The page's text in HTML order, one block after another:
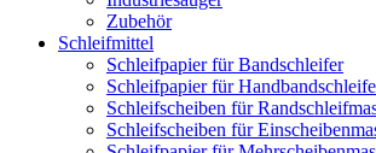
Zubehör
Schleifmittel
Schleifpapier für Bandschleifer
Schleifpapier für
Schleifscheiben für
Schleifscheiben für